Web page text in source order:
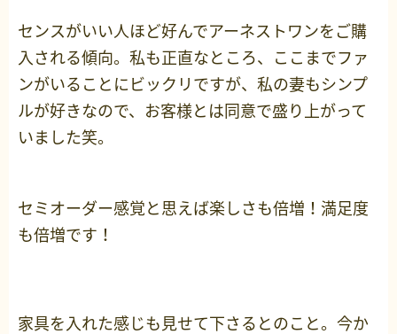
センスがいい人ほど好んでアーネストワンをご購
入される傾向。私も正直なところ、ここまでファ
ンがいることにビックリですが、私の妻もシンプ
ルが好きなので、お客様とは同意で盛り上がって
いました笑。
セミオーダー感覚と思えば楽しさも倍増！満足度
も倍増です！
家具を入れた感じも見せて下さるとのこと。今か